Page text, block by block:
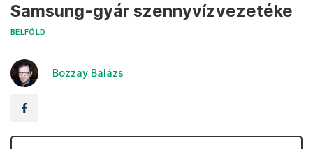
Samsung-gyár szennyvízvezetéke
BELFÖLD
Bozzay Balázs